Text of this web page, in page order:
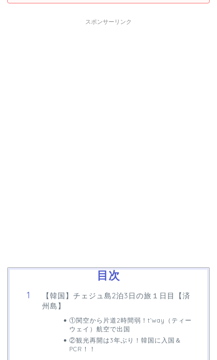
スポンサーリンク
目次
【韓国】チェジュ島2泊3日の旅１日目【済
州島】
①関空から片道2時間弱！t’way（ティー
ウェイ）航空で出国
②観光再開は3年ぶり！韓国に入国＆
PCR！！